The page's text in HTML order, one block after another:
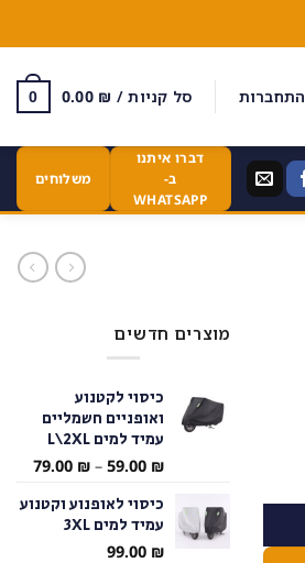
התחברות סל קניות / 0.00 ₪
0
דברו איתנו
ב-
WHATSAPP
משלוחים
מוצרים חדשים
כיסוי לקטנוע
ואופניים חשמליים
עמיד למים L\2XL
59.00 ₪
–
79.00 ₪
טווח
כיסוי לאופנוע וקטנוע
עמיד למים 3XL
99.00 ₪